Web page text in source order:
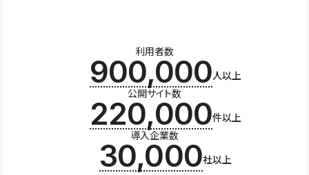
利用者数
900,000人以上
公開サイト数
220,000件以上
導入企業数
30,000社以上